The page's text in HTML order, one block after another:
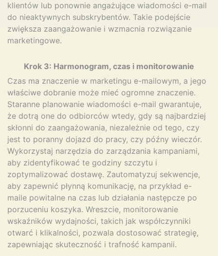
klientów lub ponownie angażujące wiadomości e-mail
do nieaktywnych subskrybentów. Takie podejście
zwiększa zaangażowanie i wzmacnia rozwiązanie
marketingowe.
Krok 3: Harmonogram, czas i monitorowanie
Czas ma znaczenie w marketingu e-mailowym, a jego
właściwe dobranie może mieć ogromne znaczenie.
Staranne planowanie wiadomości e-mail gwarantuje,
że dotrą one do odbiorców wtedy, gdy są najbardziej
skłonni do zaangażowania, niezależnie od tego, czy
jest to poranny dojazd do pracy, czy późny wieczór.
Wykorzystaj narzędzia do zarządzania kampaniami,
aby zidentyfikować te godziny szczytu i
zoptymalizować dostawę. Zautomatyzuj sekwencje,
aby zapewnić płynną komunikację, na przykład e-
maile powitalne na czas lub działania następcze po
porzuceniu koszyka. Wreszcie, monitorowanie
wskaźników wydajności, takich jak współczynniki
otwarć i klikalności, pozwala dostosować strategię,
zapewniając skuteczność i trafność kampanii.